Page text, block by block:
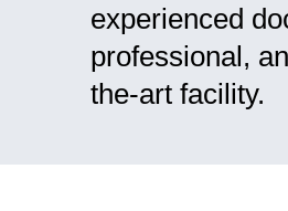
experienced
professional,
the-art facility.